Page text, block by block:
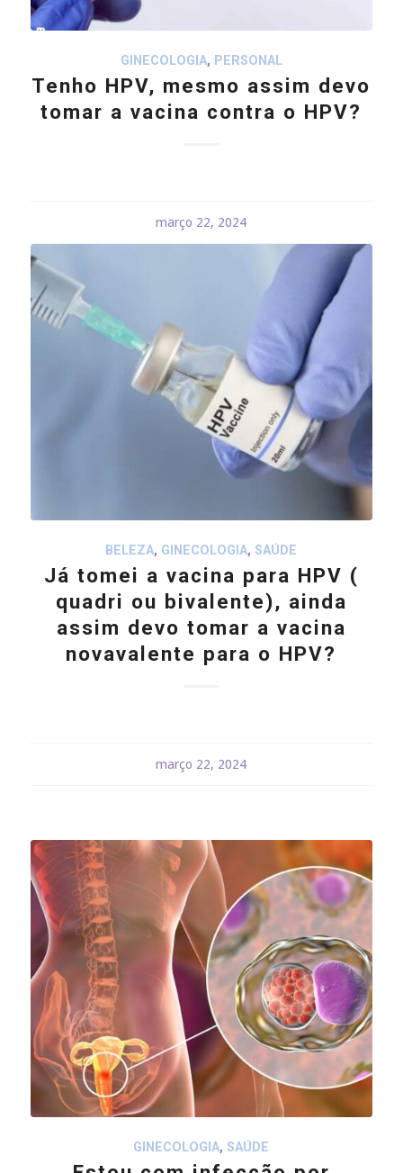
GINECOLOGIA, PERSONAL
Tenho HPV, mesmo assim devo
tomar a vacina contra o HPV?
março 22, 2024
BELEZA, GINECOLOGIA,SAÚDE
Já tomei a vacina para HPV (
quadri ou bivalente), ainda
assim devo tomar a vacina
novavalente para o HPV?
março 22, 2024
GINECOLOGIA,SAÚDE